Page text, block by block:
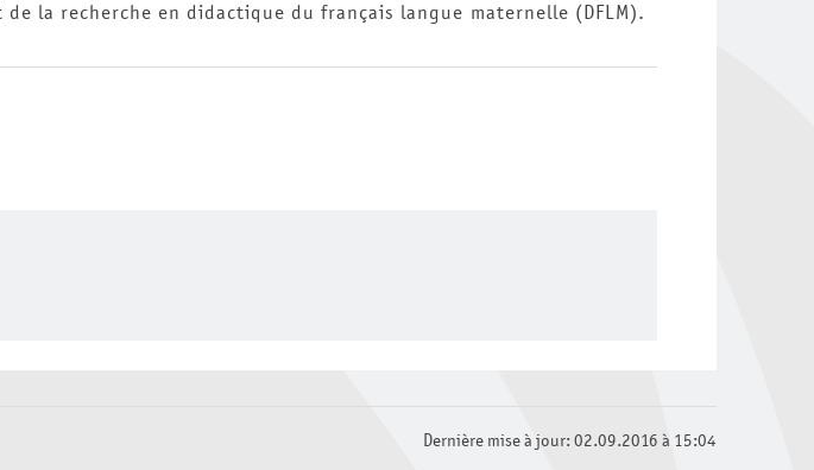
de la recherche en didactique du français langue maternelle (DFLM).
Dernière mise à jour: 02.09.2016 à 15:04